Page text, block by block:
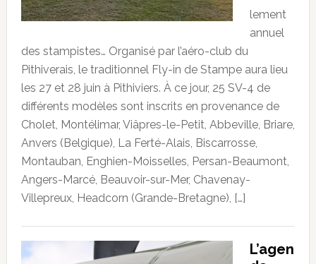
lement
annuel
des stampistes… Organisé par l’aéro-club du
Pithiverais, le traditionnel Fly-in de Stampe aura lieu
les 27 et 28 juin à Pithiviers. À ce jour, 25 SV-4 de
différents modèles sont inscrits en provenance de
Cholet, Montélimar, Viâpres-le-Petit, Abbeville, Briare,
Anvers (Belgique), La Ferté-Alais, Biscarrosse,
Montauban, Enghien-Moisselles, Persan-Beaumont,
Angers-Marcé, Beauvoir-sur-Mer, Chavenay-
Villepreux, Headcorn (Grande-Bretagne), […]
L’agen